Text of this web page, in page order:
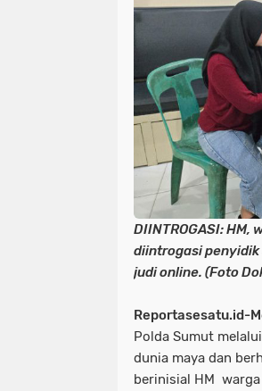
DIINTROGASI: HM,
diintrogasi
judi online. (Foto
Reportasesatu.id-
Polda Sumut
dunia maya dan
berinisial HM warga